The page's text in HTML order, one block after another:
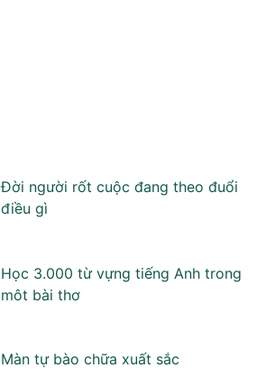
Đời người rốt cuộc đang theo đuổi
điều gì
Học 3.000 từ vựng tiếng Anh trong
môt bài thơ
Màn tự bào chữa xuất sắc